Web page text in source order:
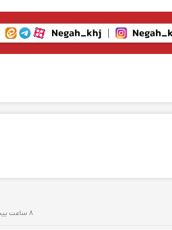
8 ساعت پیش